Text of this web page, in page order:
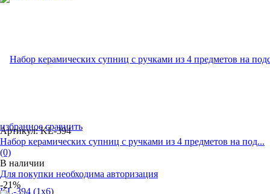
избранное сравнить
Артикул: KL-394
Набор керамическиx супниц с ручками из 4 предметов на под...
(0)
В наличии
Для покупки необходима авторизация
-21%